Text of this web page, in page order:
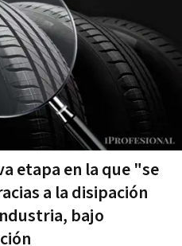
etapa en la que "se
a la disipación
bajo